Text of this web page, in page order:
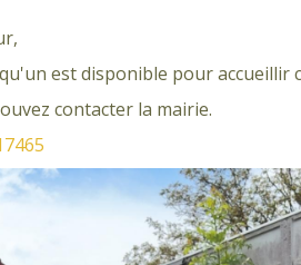
est disponible pour accueillir
contacter la mairie.